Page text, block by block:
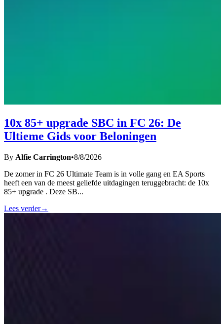
10x 85+ upgrade SBC in FC 26: De
Ultieme Gids voor Beloningen
By Alfie Carrington•8/8/2026
De zomer in FC 26 Ultimate Team is in volle gang en EA Sports
heeft een van de meest geliefde uitdagingen teruggebracht: de 10x
85+ upgrade . Deze SB...
Lees verder→